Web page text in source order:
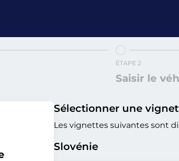
ÉTAPE 2
Saisir le
Sélectionner une
Les vignettes suivantes sont
Slovénie